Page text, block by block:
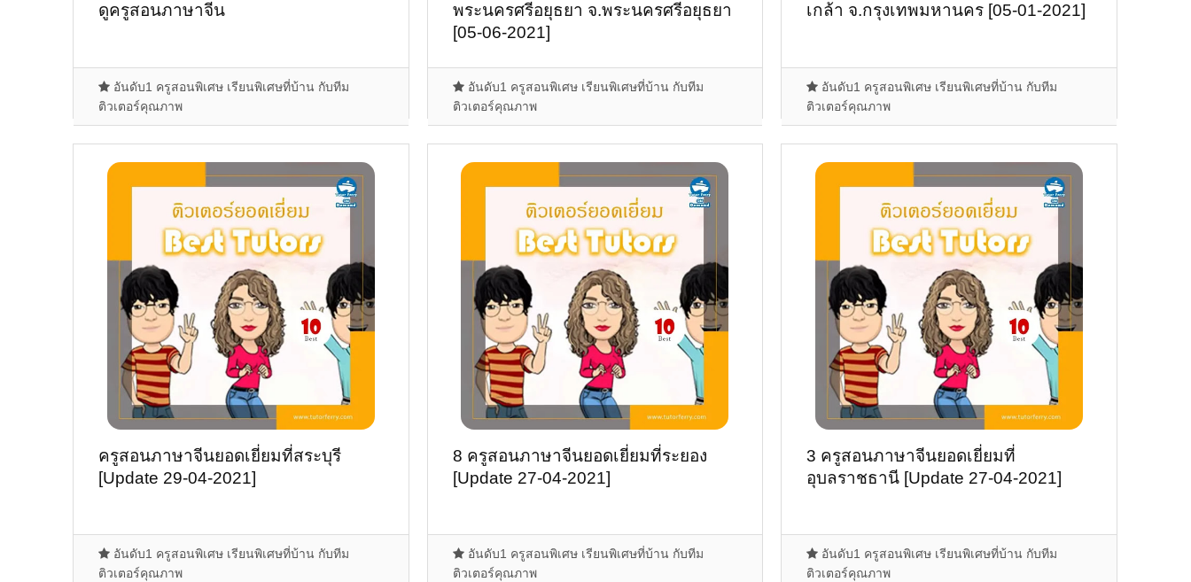
ดูครูสอนภาษาจีน
อันดับ1 ครูสอนพิเศษ เรียนพิเศษที่บ้าน กับทีม
ติวเตอร์คุณภาพ
พระนครศรีอยุธยา จ.พระนครศรีอยุธยา
[05-06-2021]
อันดับ1 ครูสอนพิเศษ เรียนพิเศษที่บ้าน กับทีม
ติวเตอร์คุณภาพ
เกล้า จ.กรุงเทพมหานคร [05-01-2021]
อันดับ1 ครูสอนพิเศษ เรียนพิเศษที่บ้าน กับทีม
ติวเตอร์คุณภาพ
ครูสอนภาษาจีนยอดเยี่ยมที่สระบุรี
[Update 29-04-2021]
อันดับ1 ครูสอนพิเศษ เรียนพิเศษที่บ้าน กับทีม
ติวเตอร์คุณภาพ
8 ครูสอนภาษาจีนยอดเยี่ยมที่ระยอง
[Update 27-04-2021]
อันดับ1 ครูสอนพิเศษ เรียนพิเศษที่บ้าน กับทีม
ติวเตอร์คุณภาพ
3 ครูสอนภาษาจีนยอดเยี่ยมที่
อุบลราชธานี [Update 27-04-2021]
อันดับ1 ครูสอนพิเศษ เรียนพิเศษที่บ้าน กับทีม
ติวเตอร์คุณภาพ